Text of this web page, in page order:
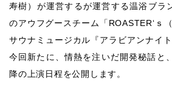
寿樹）が運営するが運営する温浴ブラ
のアウフグースチーム「ROASTER‘ｓ
サウナミュージカル『アラビアンナイ
今回新たに、情熱を注いだ開発秘話と
降の上演日程を公開します。